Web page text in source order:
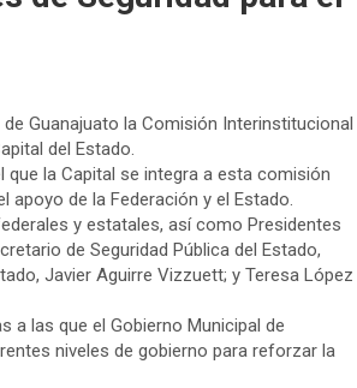
Guanajuato la Comisión Interinstitucional
del Estado.
que la Capital se integra a esta comisión
de la Federación y el Estado.
y estatales, así como Presidentes
de Seguridad Pública del Estado,
Javier Aguirre Vizzuett; y Teresa López
a las que el Gobierno Municipal de
niveles de gobierno para reforzar la